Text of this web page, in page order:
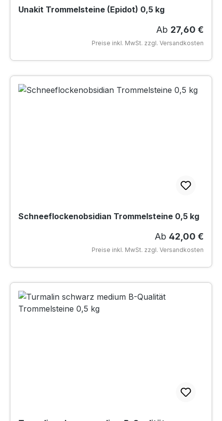
Unakit Trommelsteine (Epidot) 0,5 kg
Regulärer
Ab 27,60 €
Preise inkl. MwSt. zzgl. Versandkosten
Schneeflockenobsidian Trommelsteine 0,5 kg
Regulärer
Ab 42,00 €
Preise inkl. MwSt. zzgl. Versandkosten